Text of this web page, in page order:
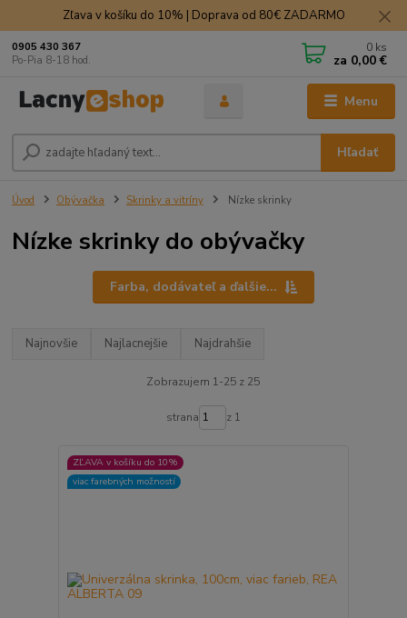
Zľava v košíku do 10% | Doprava od 80€ ZADARMO
Menu
Hľadať
0905 430 367
Po-Pia 8-18 hod.
0 ks
za 0,00 €
Úvod Obývačka Skrinky a vitríny Nízke skrinky
Nízke skrinky do obývačky
Farba, dodávateľ a ďalšie...
Najnovšie Najlacnejšie Najdrahšie
Zobrazujem 1-25 z 25
strana z 1
ZĽAVA v košíku do 10%
viac farebných možností